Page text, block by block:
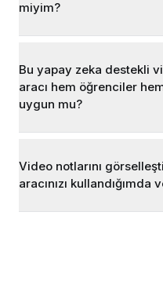
miyim?
Bu yapay zeka destekli
aracı hem öğrenciler
uygun mu?
Video notlarını
aracınızı